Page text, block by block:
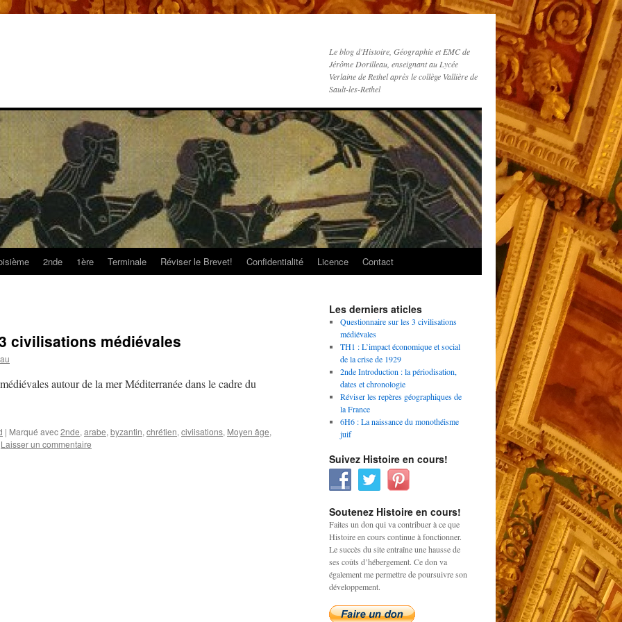
Le blog d'Histoire, Géographie et EMC de
Jérôme Dorilleau, enseignant au Lycée
Verlaine de Rethel après le collège Vallière de
Sault-les-Rethel
2nde 1ère Terminale Réviser le Brevet! Confidentialité Licence Contact
civilisations médiévales
autour de la mer Méditerranée dans le cadre du
| Marqué avec2nde, arabe, byzantin, chrétien, civiisations, Moyen âge,
Laisser un commentaire
Les derniers aticles
Questionnaire sur les 3 civilisations
médiévales
TH1 : L’impact économique et social
de la crise de 1929
2nde Introduction : la périodisation,
dates et chronologie
Réviser les repères géographiques de
la France
6H6 : La naissance du monothéisme
juif
Suivez Histoire en cours!
Soutenez Histoire en cours!
Faites un don qui va contribuer à ce que
Histoire en cours continue à fonctionner.
Le succès du site entraîne une hausse de
ses coûts d’hébergement. Ce don va
également me permettre de poursuivre son
développement.